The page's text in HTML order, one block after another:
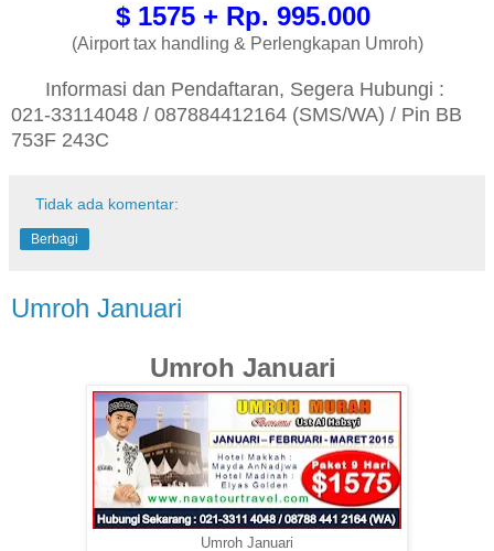
$ 1575 + Rp. 995.000
(Airport tax handling & Perlengkapan Umroh)
Informasi dan Pendaftaran, Segera Hubungi :
021-33114048 / 087884412164 (SMS/WA) / Pin BB
753F 243C
Tidak ada komentar:
Berbagi
Umroh Januari
Umroh Januari
Umroh Januari